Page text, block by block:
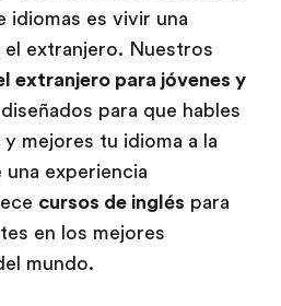
idiomas es vivir una
el extranjero. Nuestros
extranjero para jóvenes y
para que hables
mejores tu idioma a la
experiencia
cursos de inglés para
en los mejores
mundo.